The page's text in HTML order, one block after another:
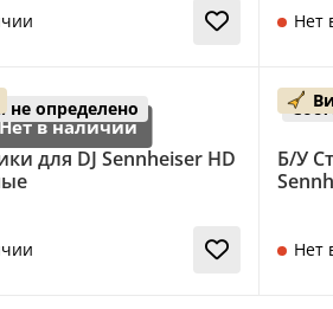
Нет
для DJ Sennheiser HD
не определено
Б/У
Нет